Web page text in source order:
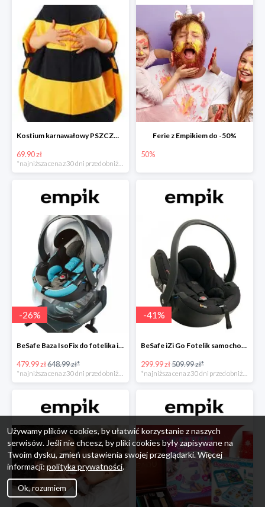
Kostium karnawałowy PSZCZÓŁKA
69.90 zł
Ferie z Empikiem do -50%
50%
-26%
BeSafe Baza IsoFix do fotelika iZi Go -26%
479.99 zł648.99 zł*
*najniższa cena z 30 dni przed obniżką
-41%
BeSafe iZi Go Fotelik samochodowy, 0-13 kg, Czarny Cab -41%
299.99 zł509.99 zł*
*najniższa cena z 30 dni przed obniżką
Używamy plików cookies, by ułatwić korzystanie z naszych
serwisów. Jeśli nie chcesz, by pliki cookies były zapisywane na
Twoim dysku, zmień ustawienia swojej przeglądarki. Więcej
informacji: polityka prywatności.
Ok, rozumiem